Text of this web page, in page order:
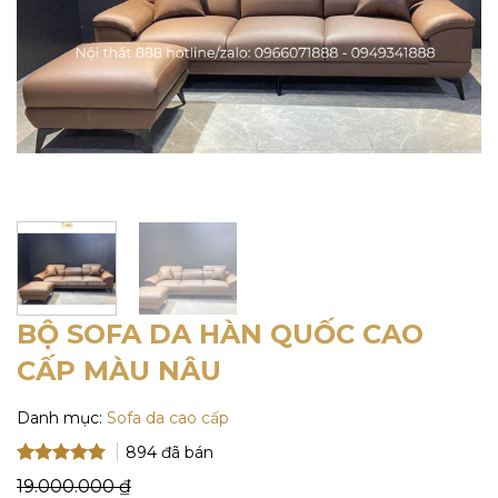
BỘ SOFA DA HÀN QUỐC CAO
CẤP MÀU NÂU
Danh mục: Sofa da cao cấp
5trên 5
5
894đã bán
19.000.000₫